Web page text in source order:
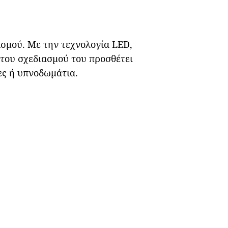
Με την τεχνολογία LED,
σχεδιασμού του προσθέτει
ή υπνοδωμάτια.